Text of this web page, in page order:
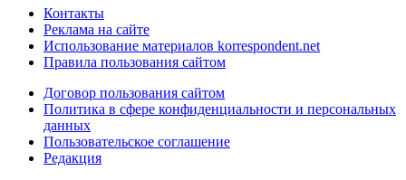
Контакты
Реклама на сайте
Использование материалов korrespondent.net
Правила пользования сайтом
Договор пользования сайтом
Политика в сфере конфиденциальности и персональных
данных
Пользовательское соглашение
Редакция